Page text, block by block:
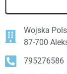
Wojska
87-700
795276586